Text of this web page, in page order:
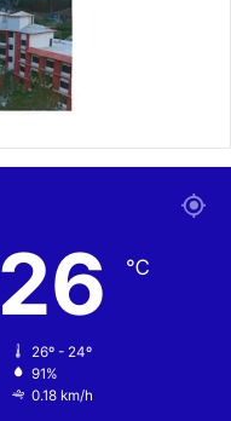
26 ℃
26º - 24º
91%
0.18 km/h